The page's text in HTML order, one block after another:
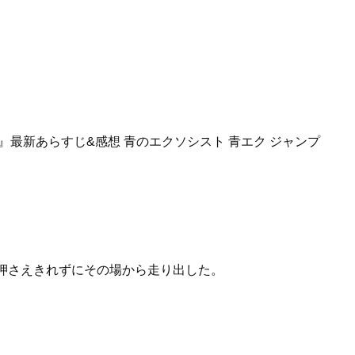
えきれずにその場から走り出した。